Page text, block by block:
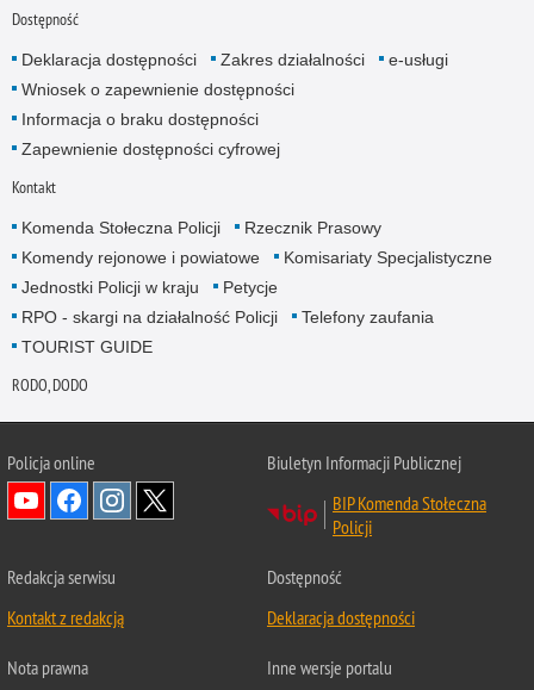
Dostępność
Deklaracja dostępności Zakres działalności
e-usługi
Wniosek o zapewnienie dostępności
Informacja o braku dostępności
Zapewnienie dostępności cyfrowej
Kontakt
Komenda Stołeczna Policji
Rzecznik Prasowy
Komendy rejonowe i powiatowe
Komisariaty Specjalistyczne
Jednostki Policji w kraju
Petycje
RPO - skargi na działalność Policji
Telefony zaufania
TOURIST GUIDE
RODO, DODO
Policja online
Biuletyn Informacji Publicznej
BIP Komenda Stołeczna
Policji
Redakcja serwisu
Kontakt z redakcją
Dostępność
Deklaracja dostępności
Nota prawna
Inne wersje portalu